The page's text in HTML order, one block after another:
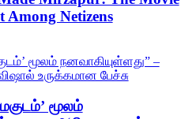
Among Netizens
மூலம்